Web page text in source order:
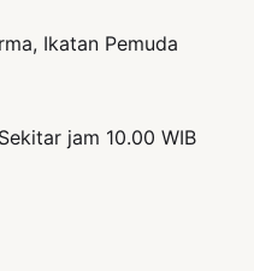
Ikatan Pemuda
jam 10.00 WIB